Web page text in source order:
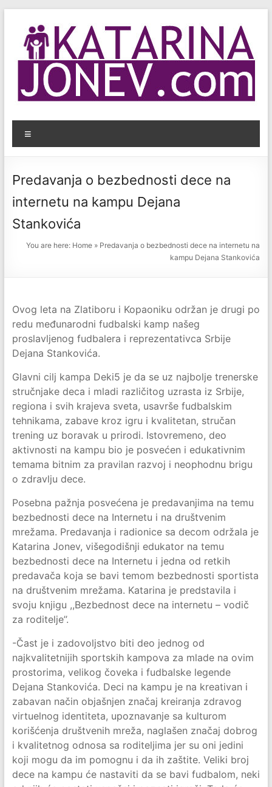
content
KatarinaJonev.com
Bezbednost
na
Predavanja o bezbednosti dece na
internetu na kampu Dejana
Stankovića
You are here: Home » Predavanja o bezbednosti dece na internetu na
kampu Dejana Stankovića
Ovog leta na Zlatiboru i Kopaoniku održan je drugi po
redu međunarodni fudbalski kamp našeg
proslavljenog fudbalera i reprezentativca Srbije
Dejana Stankovića.
Glavni cilj kampa Deki5 je da se uz najbolje trenerske
stručnjake deca i mladi različitog uzrasta iz Srbije,
regiona i svih krajeva sveta, usavrše fudbalskim
tehnikama, zabave kroz igru i kvalitetan, stručan
trening uz boravak u prirodi. Istovremeno, deo
aktivnosti na kampu bio je posvećen i edukativnim
temama bitnim za pravilan razvoj i neophodnu brigu
o zdravlju dece.
Posebna pažnja posvećena je predavanjima na temu
bezbednosti dece na Internetu i na društvenim
mrežama. Predavanja i radionice sa decom održala je
Katarina Jonev, višegodišnji edukator na temu
bezbednosti dece na Internetu i jedna od retkih
predavača koja se bavi temom bezbednosti sportista
na društvenim mrežama. Katarina je predstavila i
svoju knjigu ,,Bezbednost dece na internetu – vodič
za roditelje’’.
-Čast je i zadovoljstvo biti deo jednog od
najkvalitetnijih sportskih kampova za mlade na ovim
prostorima, velikog čoveka i fudbalske legende
Dejana Stankovića. Deci na kampu je na kreativan i
zabavan način objašnjen značaj kreiranja zdravog
virtuelnog identiteta, upoznavanje sa kulturom
korišćenja društvenih mreža, naglašen značaj dobrog
i kvalitetnog odnosa sa roditeljima jer su oni jedini
koji mogu da im pomognu i da ih zaštite. Veliki broj
dece na kampu će nastaviti da se bavi fudbalom, neki